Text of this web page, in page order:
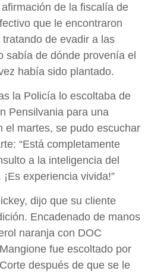
de la fiscalía de
que le encontraron
de evadir a las
sabía de dónde provenía el
había sido plantado.
la Policía lo escoltaba de
Pensilvania para una
el martes, se pudo escuchar
“Está completamente
a la inteligencia del
experiencia vivida!”
dijo que su cliente
Encadenado de manos
naranja con DOC
fue escoltado por
después de que se le